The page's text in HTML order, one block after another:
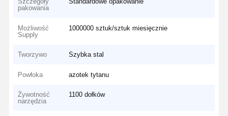
pakowania
Możliwość
Supply
1000000 sztuk/sztuk miesięcznie
Tworzywo Szybka stal
Powłoka azotek tytanu
Żywotność
narzędzia
1100 dołków